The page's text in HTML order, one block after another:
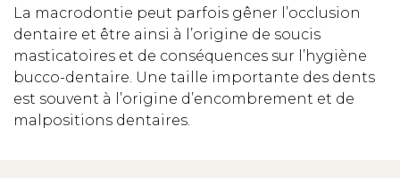
La macrodontie peut parfois gêner l’occlusion
dentaire et être ainsi à l’origine de soucis
masticatoires et de conséquences sur l’hygiène
bucco-dentaire. Une taille importante des dents
est souvent à l’origine d’encombrement et de
malpositions dentaires.